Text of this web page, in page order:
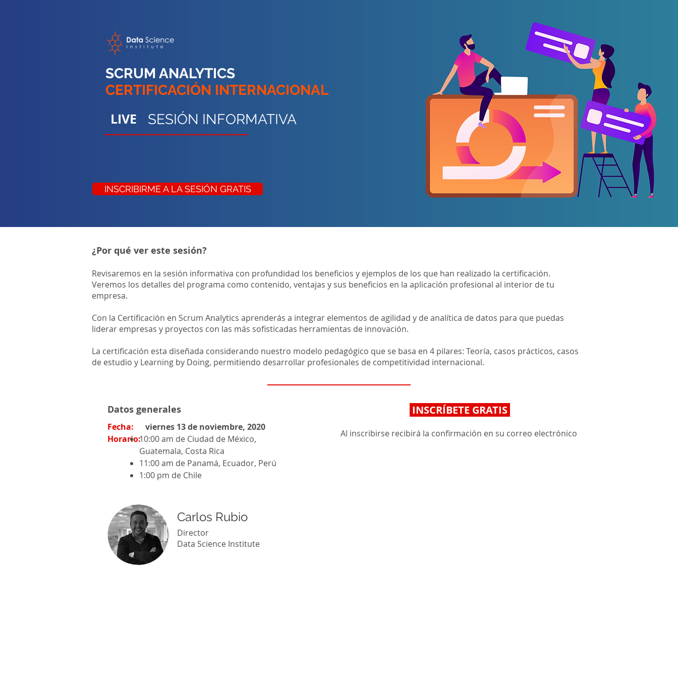
SCRUM ANALYTICS
CERTIFICACIÓN INTERNACIONAL
LIVE SESIÓN INFORMATIVA
INSCRIBIRME A LA SESIÓN GRATIS
¿Por qué ver este sesión?
Revisaremos en la sesión informativa con profundidad los beneficios y ejemplos de los que han realizado la certificación.
Veremos los detalles del programa como contenido, ventajas y sus beneficios en la aplicación profesional al interior de tu
empresa.
Con la Certificación en Scrum Analytics aprenderás a integrar elementos de agilidad y de analítica de datos para que puedas
liderar empresas y proyectos con las más sofisticadas herramientas de innovación.
​La certificación esta diseñada considerando nuestro modelo pedagógico que se basa en 4 pilares: Teoría, casos prácticos, casos
de estudio y Learning by Doing, permitiendo desarrollar profesionales de competitividad internacional.
Datos generales
Fecha:
Horario:
viernes 13 de noviembre, 2020
10:00 am de Ciudad de México,
Guatemala, Costa Rica
11:00 am de Panamá, Ecuador, Perú
1:00 pm de Chile
INSCRÍBETE GRATIS
Al inscribirse recibirá la confirmación en su correo electrónico
Carlos Rubio
Director
Data Science Institute